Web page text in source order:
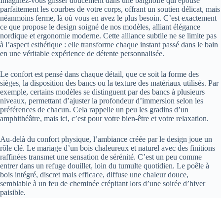
parfaitement les courbes de votre corps, offrant un soutien délicat, mais
néanmoins ferme, là où vous en avez le plus besoin. C’est exactement
ce que propose le design soigné de nos modèles, alliant élégance
nordique et ergonomie moderne. Cette alliance subtile ne se limite pas
à l’aspect esthétique : elle transforme chaque instant passé dans le bain
en une véritable expérience de détente personnalisée.
Le confort est pensé dans chaque détail, que ce soit la forme des
sièges, la disposition des bancs ou la texture des matériaux utilisés. Par
exemple, certains modèles se distinguent par des bancs à plusieurs
niveaux, permettant d’ajuster la profondeur d’immersion selon les
préférences de chacun. Cela rappelle un peu les gradins d’un
amphithéâtre, mais ici, c’est pour votre bien-être et votre relaxation.
Au-delà du confort physique, l’ambiance créée par le design joue un
rôle clé. Le mariage d’un bois chaleureux et naturel avec des finitions
raffinées transmet une sensation de sérénité. C’est un peu comme
entrer dans un refuge douillet, loin du tumulte quotidien. Le poêle à
bois intégré, discret mais efficace, diffuse une chaleur douce,
semblable à un feu de cheminée crépitant lors d’une soirée d’hiver
paisible.